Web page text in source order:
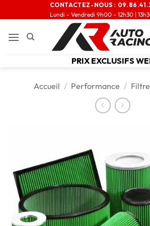
CONTACTEZ-NOUS :
Lundi - Vendredi 9h00 - 12h30 |
PRIX EXCLUSIFS
Accueil / Performance /